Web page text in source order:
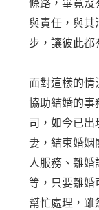
條路，畢竟沒
與責任，與其
步，讓彼此都
面對這樣的情
協助結婚的事
司，如今已出
妻，結束婚姻
人服務、離婚
等，只要離婚
幫忙處理，雖